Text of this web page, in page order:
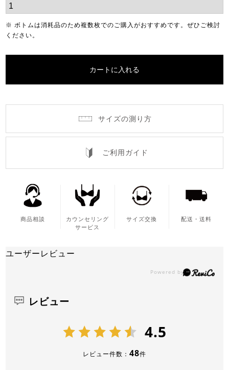
※ ボトムは消耗品のため複数枚でのご購入がおすすめです。ぜひご検討
ください。
カートに入れる
サイズの測り方
ご利用ガイド
商品相談
カウンセリング
サービス
サイズ交換 配送・送料
ユーザーレビュー
レビュー
4.5
レビュー件数： 48件